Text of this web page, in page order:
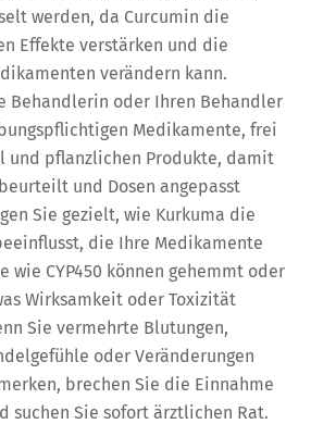
werden, da Curcumin die
Effekte verstärken und die
verändern kann.
Behandlerin oder Ihren Behandler
Medikamente, frei
und pflanzlichen Produkte, damit
und Dosen angepasst
Sie gezielt, wie Kurkuma die
die Ihre Medikamente
wie CYP450 können gehemmt oder
Wirksamkeit oder Toxizität
Sie vermehrte Blutungen,
oder Veränderungen
brechen Sie die Einnahme
suchen Sie sofort ärztlichen Rat.